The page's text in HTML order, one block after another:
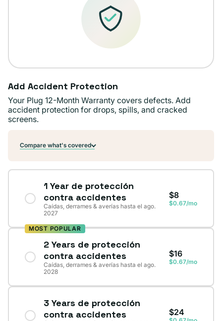
Add Accident Protection
Your Plug 12-Month Warranty covers defects. Add
accident protection for drops, spills, and cracked
screens.
Compare what's covered
1 Year de protección
contra accidentes
Caídas, derrames & averías hasta el ago.
2027
$8
$0.67/mo
MOST POPULAR
2 Years de protección
contra accidentes
Caídas, derrames & averías hasta el ago.
2028
$16
$0.67/mo
3 Years de protección
contra accidentes
$24